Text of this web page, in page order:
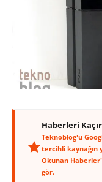
Haberleri
Teknoblog'u
tercihli kaynağın
Okunan
gör.